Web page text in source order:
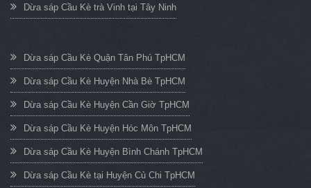
Dừa sáp Cầu Kè trà Vinh tại Tây Ninh
Dừa sáp Cầu Kè Quận Tân Phú TpHCM
Dừa sáp Cầu Kè Huyện Nhà Bè TpHCM
Dừa sáp Cầu Kè Huyện Cần Giờ TpHCM
Dừa sáp Cầu Kè Huyện Hóc Môn TpHCM
Dừa sáp Cầu Kè Huyện Bình Chánh TpHCM
Dừa sáp Cầu Kè tại Huyện Củ Chi TpHCM